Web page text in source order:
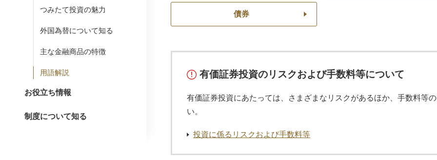
債券
有価証券投資のリスクおよび手数料等について
有価証券投資にあたっては、さまざまなリスクがあるほか、手数料等
い。
投資に係るリスクおよび手数料等
つみたて投資の魅力
外国為替について知る
主な金融商品の特徴
用語解説
お役立ち情報
制度について知る